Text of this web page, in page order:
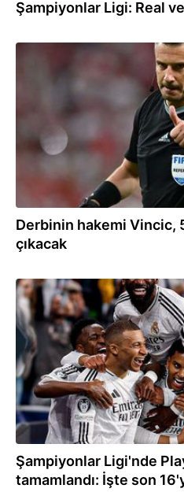
Şampiyonlar Ligi: Real
Derbinin hakemi Vincic,
çıkacak
20.02.2025
Şampiyonlar Ligi'nde
tamamlandı: İşte son